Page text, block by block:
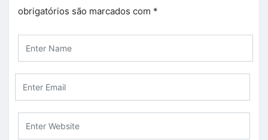
obrigatórios são marcados com *